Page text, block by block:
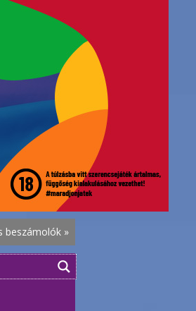
beszámolók »